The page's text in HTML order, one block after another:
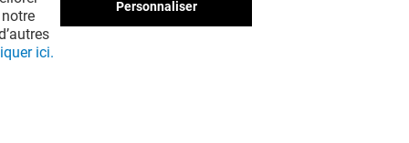
pas à côté !
ici.
Personnaliser